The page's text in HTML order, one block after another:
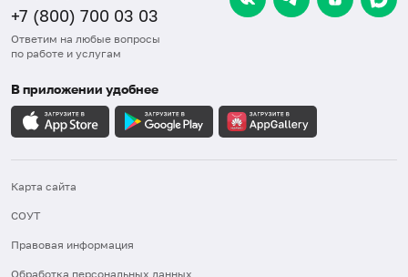
+7 (800) 700 03 03
Ответим на любые вопросы
по работе и услугам
В приложении удобнее
Карта сайта
СОУТ
Правовая информация
Обработка персональных данных